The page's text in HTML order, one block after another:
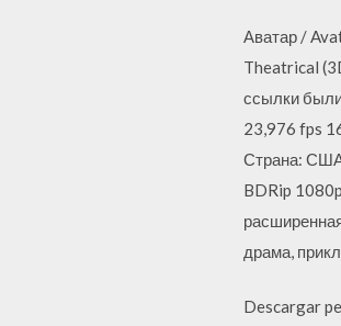
Аватар /
Theatrical
ссылки
23,976 fps
Страна: США
BDRip
драма,
Descargar